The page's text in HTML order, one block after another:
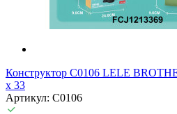
Конструктор C0106 LELE
x 33
Артикул: C0106